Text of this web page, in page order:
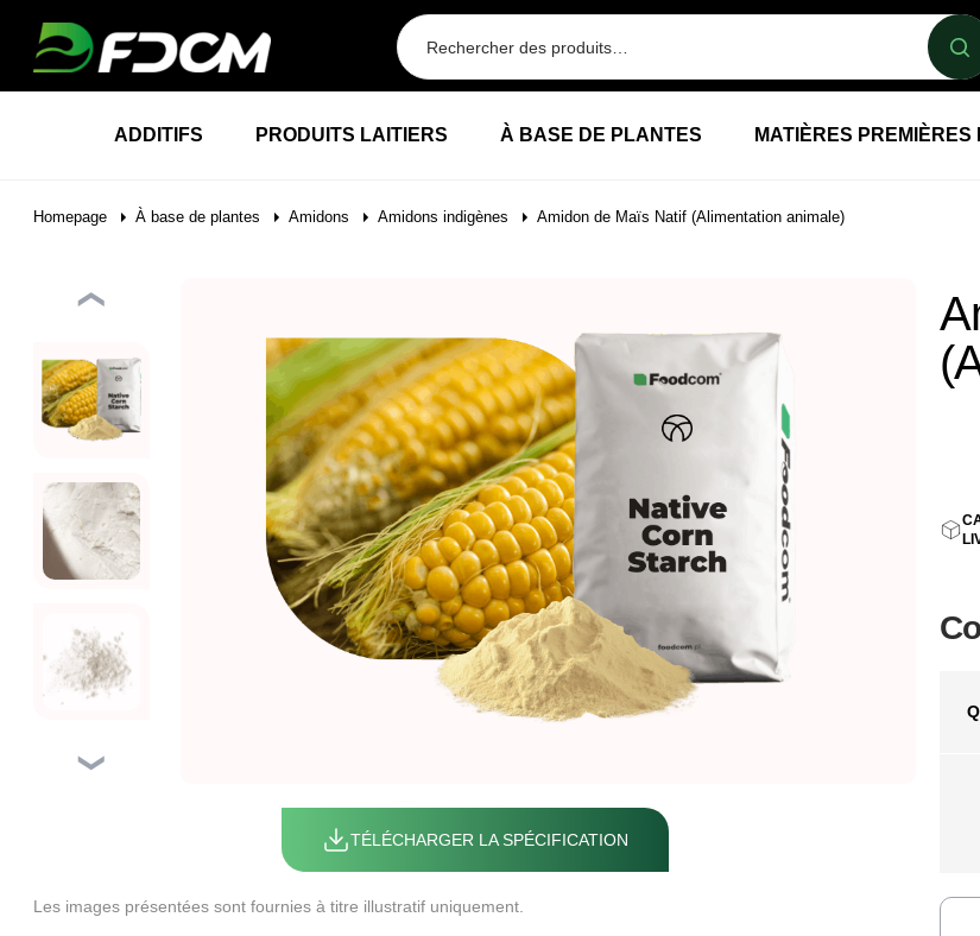
ADDITIFS PRODUITS LAITIERS À BASE DE PLANTES MATIÈRES PREMIÈRES
Homepage À base de plantes Amidons Amidons indigènes Amidon de Maïs Natif (Alimentation animale)
❮
❯
TÉLÉCHARGER LA SPÉCIFICATION
Les images présentées sont fournies à titre illustratif uniquement.